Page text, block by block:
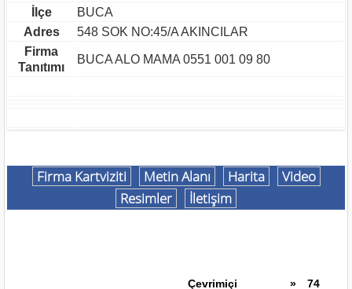
İlçe
BUCA
Adres
548 SOK NO:45/A AKINCILAR
Firma
Tanıtımı
BUCA ALO MAMA 0551 001 09 80
Firma Kartviziti Metin Alanı Harita
Video
Resimler
İletişim
Çevrimiçi » 74